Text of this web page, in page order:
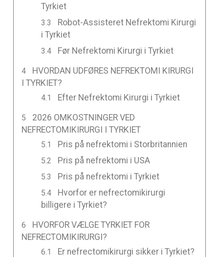
Tyrkiet
Robot-Assisteret Nefrektomi Kirurgi
i Tyrkiet
Før Nefrektomi Kirurgi i Tyrkiet
HVORDAN UDFØRES NEFREKTOMI KIRURGI
I TYRKIET?
Efter Nefrektomi Kirurgi i Tyrkiet
2026 OMKOSTNINGER VED
NEFRECTOMIKIRURGI I TYRKIET
Pris på nefrektomi i Storbritannien
Pris på nefrektomi i USA
Pris på nefrektomi i Tyrkiet
Hvorfor er nefrectomikirurgi
billigere i Tyrkiet?
HVORFOR VÆLGE TYRKIET FOR
NEFRECTOMIKIRURGI?
Er nefrectomikirurgi sikker i Tyrkiet?